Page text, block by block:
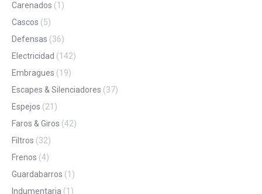
Carenados (1)
Cascos (5)
Defensas (36)
Electricidad (142)
Embragues (19)
Escapes & Silenciadores (37)
Espejos (21)
Faros & Giros (42)
Filtros (32)
Frenos (4)
Guardabarros (1)
Indumentaria (1)